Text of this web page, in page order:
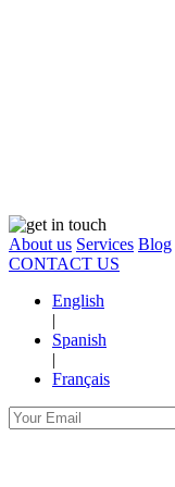
About us Services Blog
CONTACT US
English
|
Spanish
|
Français